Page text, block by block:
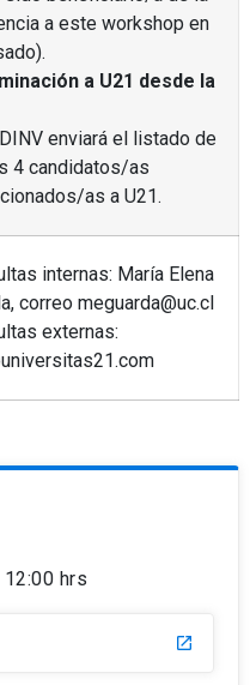
a este workshop en
a U21 desde la
enviará el listado de
4 candidatos/as
as a U21.
internas: María Elena
correo meguarda@uc.cl
externas:
hrs
launch